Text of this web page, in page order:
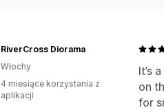
It’s
on
for
RiverCross Diorama
Włochy
4 miesiące korzystania z
aplikacji